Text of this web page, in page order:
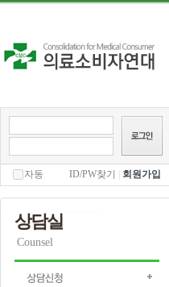
자동 ID/PW찾기 회원가입
상담실
Counsel